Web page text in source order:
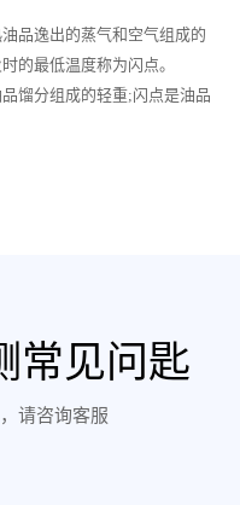
品逸出的蒸气和空气组成的
的最低温度称为闪点。
馏分组成的轻重;闪点是油品
常见问匙
请咨询客服